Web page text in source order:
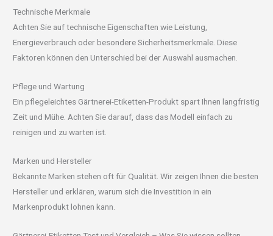
Technische Merkmale
Achten Sie auf technische Eigenschaften wie Leistung,
Energieverbrauch oder besondere Sicherheitsmerkmale. Diese
Faktoren können den Unterschied bei der Auswahl ausmachen.
Pflege und Wartung
Ein pflegeleichtes Gärtnerei-Etiketten-Produkt spart Ihnen langfristig
Zeit und Mühe. Achten Sie darauf, dass das Modell einfach zu
reinigen und zu warten ist.
Marken und Hersteller
Bekannte Marken stehen oft für Qualität. Wir zeigen Ihnen die besten
Hersteller und erklären, warum sich die Investition in ein
Markenprodukt lohnen kann.